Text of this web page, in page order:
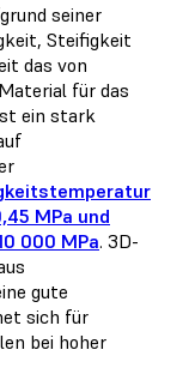
seiner
Steifigkeit
das von
für das
ein stark
MPa und
000 MPa. 3D-
gute
sich für
bei hoher